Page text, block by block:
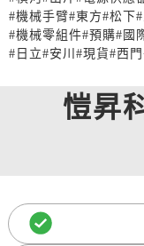
#機械手臂#東方#松下
#機械零組件#預購#國
#日立#安川 #現貨#西
愷昇